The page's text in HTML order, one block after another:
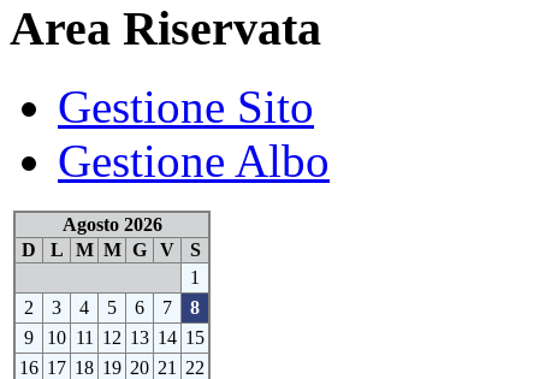
Area Riservata
Gestione Sito
Gestione Albo
Agosto 2026
D
L M M G V
S
1
2
3 4 5 6 7
8
9
10 11 12 13 14 15
16 17 18 19 20 21
22